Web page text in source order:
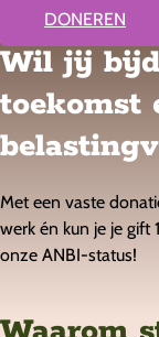
DONEREN
Wil jij
toekomst
Met een vaste
werk én kun je je
onze ANBI-status!